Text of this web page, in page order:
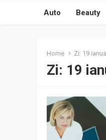
Auto Beauty
Home Zi: 19
Zi: 19